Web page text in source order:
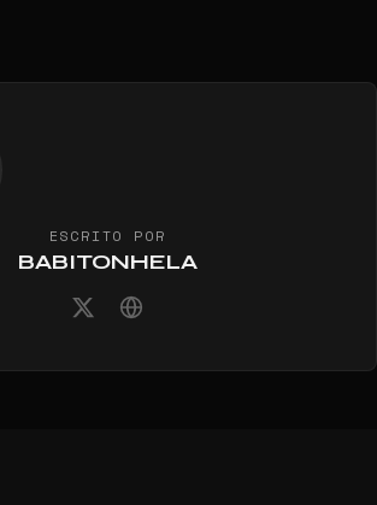
ESCRITO POR
BABITONHELA